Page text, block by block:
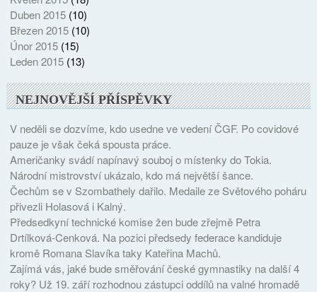
Duben 2015(10)
Březen 2015(10)
Únor 2015(15)
Leden 2015(13)
NEJNOVĚJŠÍ PŘÍSPĚVKY
V neděli se dozvíme, kdo usedne ve vedení ČGF. Po covidové
pauze je však čeká spousta práce.
Američanky svádí napínavý souboj o místenky do Tokia.
Národní mistrovství ukázalo, kdo má největší šance.
Čechům se v Szombathely dařilo. Medaile ze Světového poháru
přivezli Holasová i Kalný.
Předsedkyní technické komise žen bude zřejmě Petra
Drtílková-Cenková. Na pozici předsedy federace kandiduje
kromě Romana Slavíka taky Kateřina Machů.
Zajímá vás, jaké bude směřování české gymnastiky na další 4
roky? Už 19. září rozhodnou zástupci oddílů na valné hromadě